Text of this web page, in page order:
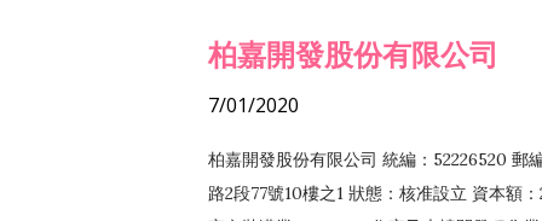
柏嘉開發股份有限公司
7/01/2020
柏嘉開發股份有限公司 統編：52226520 郵
路2段77號10樓之1 狀態：核准設立 資本額